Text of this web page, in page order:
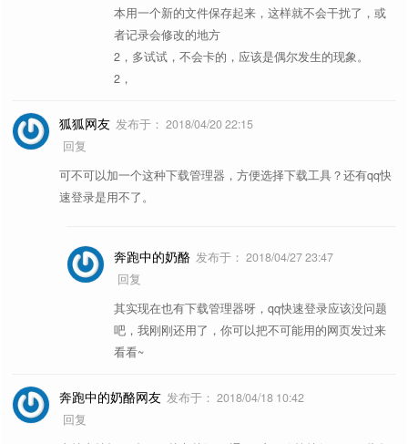
本用一个新的文件保存起来，这样就不会干扰了，或
者记录会修改的地方
2，多试试，不会卡的，应该是偶尔发生的现象。
2，
狐狐网友 发布于： 2018/04/20 22:15
回复
可不可以加一个这种下载管理器，方便选择下载工具？还有qq快
速登录是用不了。
奔跑中的奶酪 发布于： 2018/04/27 23:47
回复
其实现在也有下载管理器呀，qq快速登录应该没问题
吧，我刚刚还用了，你可以把不可能用的网页发过来
看看~
奔跑中的奶酪网友 发布于： 2018/04/18 10:42
回复